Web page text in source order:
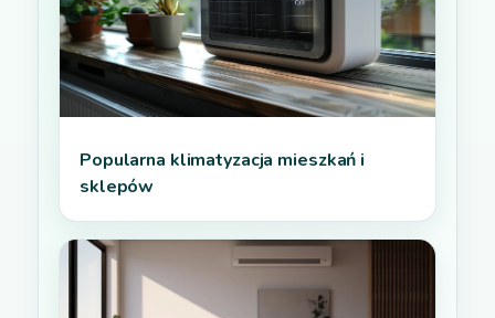
Popularna klimatyzacja mieszkań i
sklepów